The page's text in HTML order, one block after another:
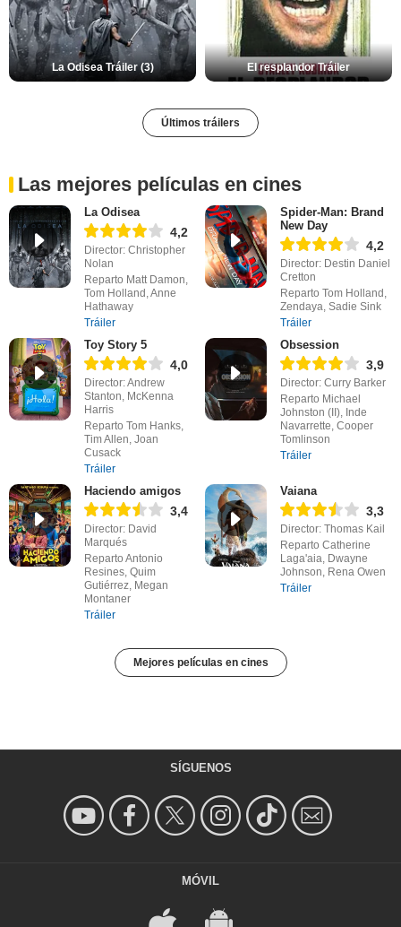
La Odisea Tráiler (3) El resplandor Tráiler
Últimos tráilers
Las mejores películas en cines
La Odisea
4,2
Director: Christopher
Nolan
Reparto Matt Damon,
Tom Holland, Anne
Hathaway
Tráiler
Spider-Man: Brand
New Day
4,2
Director: Destin Daniel
Cretton
Reparto Tom Holland,
Zendaya, Sadie Sink
Tráiler
Toy Story 5
4,0
Director: Andrew
Stanton, McKenna
Harris
Reparto Tom Hanks,
Tim Allen, Joan
Cusack
Tráiler
Obsession
3,9
Director: Curry Barker
Reparto Michael
Johnston (II), Inde
Navarrette, Cooper
Tomlinson
Tráiler
Haciendo amigos
3,4
Director: David
Marqués
Reparto Antonio
Resines, Quim
Gutiérrez, Megan
Montaner
Tráiler
Vaiana
3,3
Director: Thomas Kail
Reparto Catherine
Laga'aia, Dwayne
Johnson, Rena Owen
Tráiler
Mejores películas en cines
SÍGUENOS
MÓVIL